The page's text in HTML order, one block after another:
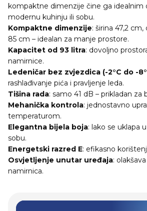
kompaktne dimenzije čine ga idealnim
modernu kuhinju ili sobu.
Kompaktne dimenzije: širina 47,2
85 cm – idealan za manje prostore.
Kapacitet od 93 litra: dovoljno
namirnice.
Ledeničar bez zvjezdica (-2°C do -
rashlađivanje pića i pravljenje leda.
Tišina rada: samo 41 dB – prikladan za
Mehanička kontrola: jednostavno
temperaturom.
Elegantna bijela boja: lako se uklapa
sobu.
Energetski razred E: efikasno
Osvjetljenje unutar uređaja:
namirnica.